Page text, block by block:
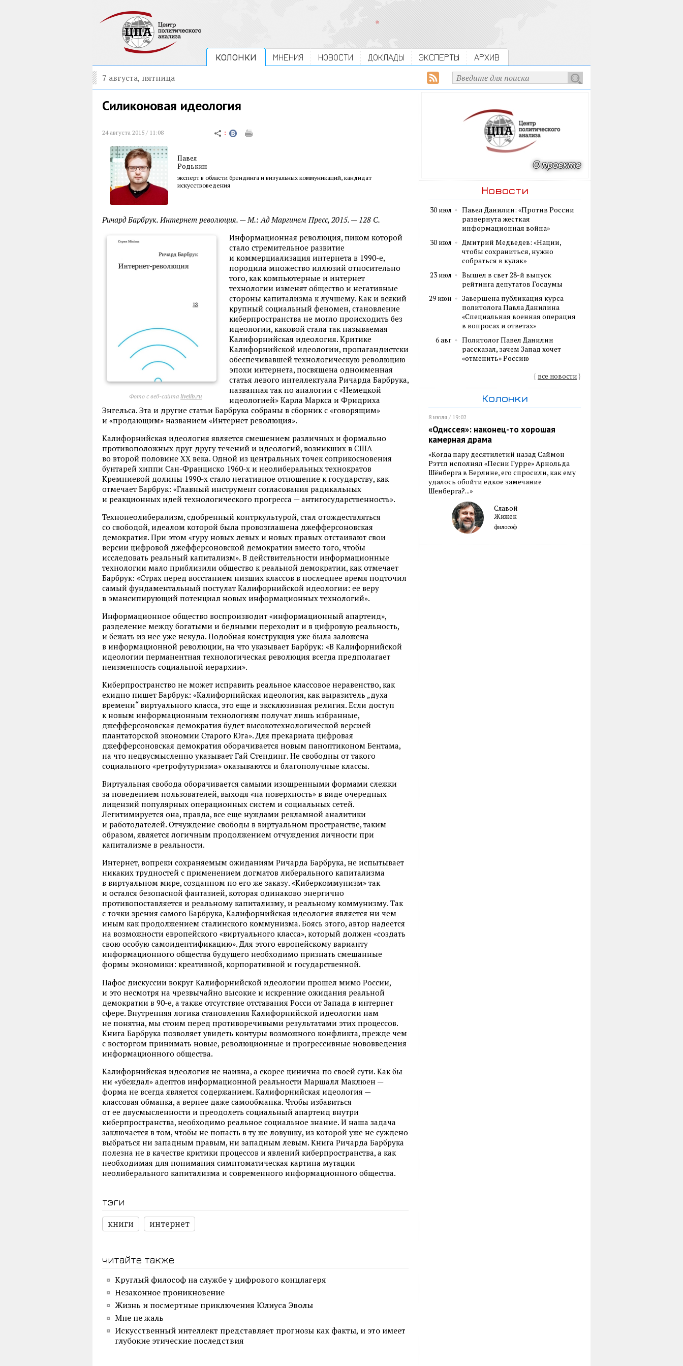
КОЛОНКИ МНЕНИЯ НОВОСТИ ДОКЛАДЫ ЭКСПЕРТЫ АРХИВ
7 августа, пятница
Силиконовая идеология
24 августа 2015 / 11:08
Павел
Родькин
эксперт в области брендинга и визуальных коммуникаций, кандидат
искусствоведения
Ричард Барбрук. Интернет революция. — М.: Ад Маргинем Пресс, 2015. — 128 С.
Фото с веб-сайта livelib.ru
Информационная революция, пиком которой
стало стремительное развитие
и коммерциализация интернета в 1990-е,
породила множество иллюзий относительно
того, как компьютерные и интернет
технологии изменят общество и негативные
стороны капитализма к лучшему. Как и всякий
крупный социальный феномен, становление
киберпространства не могло происходить без
идеологии, каковой стала так называемая
Калифорнийская идеология. Критике
Калифорнийской идеологии, пропагандистски
обеспечивавшей технологическую революцию
эпохи интернета, посвящена одноименная
статья левого интеллектуала Ричарда Барбрука,
названная так по аналогии с «Немецкой
идеологией» Карла Маркса и Фридриха
Энгельса. Эта и другие статьи Барбрука собраны в сборник с «говорящим»
и «продающим» названием «Интернет революция».
Калифорнийская идеология является смешением различных и формально
противоположных друг другу течений и идеологий, возникших в США
во второй половине ХХ века. Одной из центральных точек соприкосновения
бунтарей хиппи Сан-Франциско 1960-х и неолиберальных технократов
Кремниевой долины 1990-х стало негативное отношение к государству, как
отмечает Барбрук: «Главный инструмент согласования радикальных
и реакционных идей технологического прогресса — антигосударственность».
Технонеолиберализм, сдобренный контркультурой, стал отождествляться
со свободой, идеалом которой была провозглашена джефферсоновская
демократия. При этом «гуру новых левых и новых правых отстаивают свои
версии цифровой джефферсоновской демократии вместо того, чтобы
исследовать реальный капитализм». В действительности информационные
технологии мало приблизили общество к реальной демократии, как отмечает
Барбрук: «Страх перед восстанием низших классов в последнее время подточил
самый фундаментальный постулат Калифорнийской идеологии: ее веру
в эмансипирующий потенциал новых информационных технологий».
Информационное общество воспроизводит «информационный апартеид»,
разделение между богатыми и бедными переходит и в цифровую реальность,
и бежать из нее уже некуда. Подобная конструкция уже была заложена
в информационной революции, на что указывает Барбрук: «В Калифорнийской
идеологии перманентная технологическая революция всегда предполагает
неизменность социальной иерархии».
Киберпространство не может исправить реальное классовое неравенство, как
ехидно пишет Барбрук: «Калифорнийская идеология, как выразитель „духа
времени“ виртуального класса, это еще и эксклюзивная религия. Если доступ
к новым информационным технологиям получат лишь избранные,
джефферсоновская демократия будет высокотехнологической версией
плантаторской экономии Старого Юга». Для прекариата цифровая
джефферсоновская демократия оборачивается новым паноптиконом Бентама,
на что недвусмысленно указывает Гай Стендинг. Не свободны от такого
социального «ретрофутуризма» оказываются и благополучные классы.
Виртуальная свобода оборачивается самыми изощренными формами слежки
за поведением пользователей, выходя «на поверхность» в виде очередных
лицензий популярных операционных систем и социальных сетей.
Легитимируется она, правда, все еще нуждами рекламной аналитики
и работодателей. Отчуждение свободы в виртуальном пространстве, таким
образом, является логичным продолжением отчуждения личности при
капитализме в реальности.
Интернет, вопреки сохраняемым ожиданиям Ричарда Барбрука, не испытывает
никаких трудностей с применением догматов либерального капитализма
в виртуальном мире, созданном по его же заказу. «Киберкоммунизм» так
и остался безопасной фантазией, которая одинаково энергично
противопоставляется и реальному капитализму, и реальному коммунизму. Так
с точки зрения самого Барбрука, Калифорнийская идеология является ни чем
иным как продолжением сталинского коммунизма. Боясь этого, автор надеется
на возможности европейского «виртуального класса», который должен «создать
свою особую самоидентификацию». Для этого европейскому варианту
информационного общества будущего необходимо признать смешанные
формы экономики: креативной, корпоративной и государственной.
Пафос дискуссии вокруг Калифорнийской идеологии прошел мимо России,
и это несмотря на чрезвычайно высокие и искренние ожидания реальной
демократии в 90-е, а также отсутствие отставания Росси от Запада в интернет
сфере. Внутренняя логика становления Калифорнийской идеологии нам
не понятна, мы стоим перед противоречивыми результатами этих процессов.
Книга Барбрука позволяет увидеть контуры возможного конфликта, прежде чем
с восторгом принимать новые, революционные и прогрессивные нововведения
информационного общества.
Калифорнийская идеология не наивна, а скорее цинична по своей сути. Как бы
ни «убеждал» адептов информационной реальности Маршалл Маклюен —
форма не всегда является содержанием. Калифорнийская идеология —
классовая обманка, а вернее даже самообманка. Чтобы избавиться
от ее двусмысленности и преодолеть социальный апартеид внутри
киберпространства, необходимо реальное социальное знание. И наша задача
заключается в том, чтобы не попасть в ту же ловушку, из которой уже не суждено
выбраться ни западным правым, ни западным левым. Книга Ричарда Барбрука
полезна не в качестве критики процессов и явлений киберпространства, а как
необходимая для понимания симптоматическая картина мутации
неолиберального капитализма и современного информационного общества.
тэги
книги
интернет
читайте также
Круглый философ на службе у цифрового концлагеря
Незаконное проникновение
Жизнь и посмертные приключения Юлиуса Эволы
Мне не жаль
Искусственный интеллект представляет прогнозы как факты, и это имеет
глубокие этические последствия
Новости
30 июл
Павел Данилин: «Против России
развернута жесткая
информационная война»
30 июл
Дмитрий Медведев: «Нации,
чтобы сохраниться, нужно
собраться в кулак»
23 июл
Вышел в свет 28-й выпуск
рейтинга депутатов Госдумы
29 июн
Завершена публикация курса
политолога Павла Данилина
«Специальная военная операция
в вопросах и ответах»
6 авг
Политолог Павел Данилин
рассказал, зачем Запад хочет
«отменить» Россию
{ все новости}
Колонки
8 июля / 19:02
«Одиссея»: наконец-то хорошая
камерная драма
«Когда пару десятилетий назад Саймон
Рэттл исполнял «Песни Гурре» Арнольда
Шёнберга в Берлине, его спросили, как ему
удалось обойти едкое замечание
Шенберга?...»
Славой
Жижек
философ